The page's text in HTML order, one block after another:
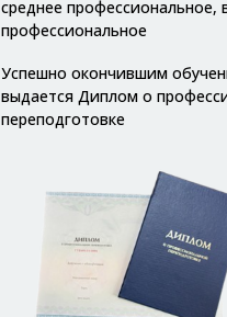
Успешно окончившим
выдается Диплом о
переподготовке
среднее профессиональное,
профессиональное